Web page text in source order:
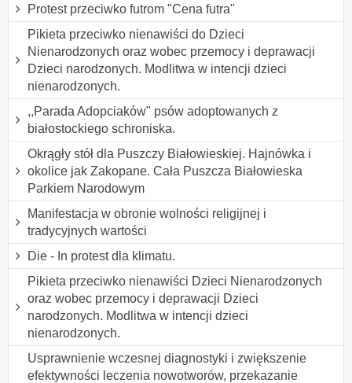
Protest przeciwko futrom "Cena futra"
Pikieta przeciwko nienawiści do Dzieci
Nienarodzonych oraz wobec przemocy i deprawacji
Dzieci narodzonych. Modlitwa w intencji dzieci
nienarodzonych.
,,Parada Adopciaków" psów adoptowanych z
białostockiego schroniska.
Okrągły stół dla Puszczy Białowieskiej. Hajnówka i
okolice jak Zakopane. Cała Puszcza Białowieska
Parkiem Narodowym
Manifestacja w obronie wolności religijnej i
tradycyjnych wartości
Die - In protest dla klimatu.
Pikieta przeciwko nienawiści Dzieci Nienarodzonych
oraz wobec przemocy i deprawacji Dzieci
narodzonych. Modlitwa w intencji dzieci
nienarodzonych.
Usprawnienie wczesnej diagnostyki i zwiększenie
efektywności leczenia nowotworów, przekazanie